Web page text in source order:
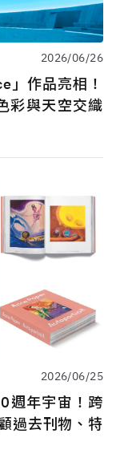
2026/06/26
」作品亮相！
彩與天空交織
2026/06/25
週年宇宙！跨
過去刊物、特